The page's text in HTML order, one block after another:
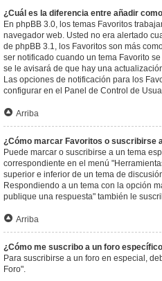
¿Cuál es la diferencia entre añadir
En phpBB 3.0, los temas Favoritos
navegador web. Usted no era alertado
de phpBB 3.1, los Favoritos son más
ser notificado cuando un tema Favorito
se le avisará de que hay una
Las opciones de notificación para los
configurar en el Panel de Control de
Arriba
¿Cómo marcar Favoritos o suscribirse
Puede marcar o suscribirse a un tema
correspondiente en el menú
superior e inferior de un tema de
Respondiendo a un tema con la opción
publique una respuesta" también le
Arriba
¿Cómo me suscribo a un foro
Para suscribirse a un foro en especial,
Foro".